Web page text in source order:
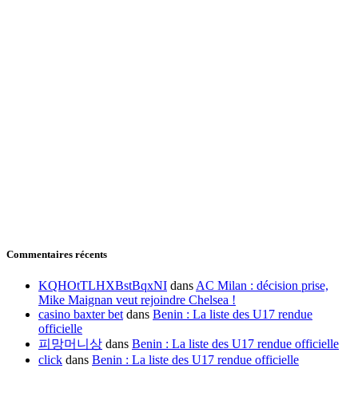
Commentaires récents
KQHOtTLHXBstBqxNI dans AC Milan : décision prise,
Mike Maignan veut rejoindre Chelsea !
casino baxter bet dans Benin : La liste des U17 rendue
officielle
피망머니상 dans Benin : La liste des U17 rendue officielle
click dans Benin : La liste des U17 rendue officielle